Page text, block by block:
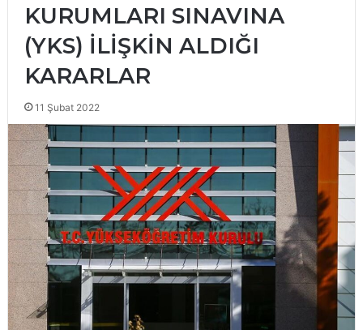
KURUMLARI SINAVINA
(YKS) İLİŞKİN ALDIĞI
KARARLAR
11 Şubat 2022